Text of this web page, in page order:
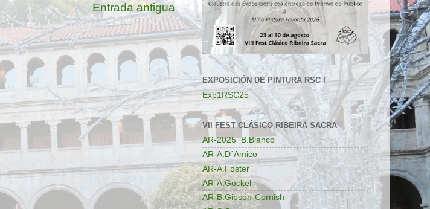
Entrada antigua
EXPOSICIÓN DE PINTURA RSC I
Exp1RSC25
VII FEST CLÁSICO RIBEIRA SACRA
AR-2025_B.Blanco
AR-A.D´Amico
AR-A.Foster
AR-A.Göckel
AR-B.Gibson-Cornish